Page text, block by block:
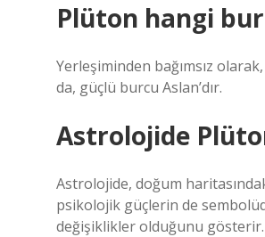
Plüton hangi
Yerleşiminden bağımsız
da, güçlü burcu Aslan’dır.
Astrolojide
Astrolojide, doğum
psikolojik güçlerin de
değişiklikler olduğunu gösterir.